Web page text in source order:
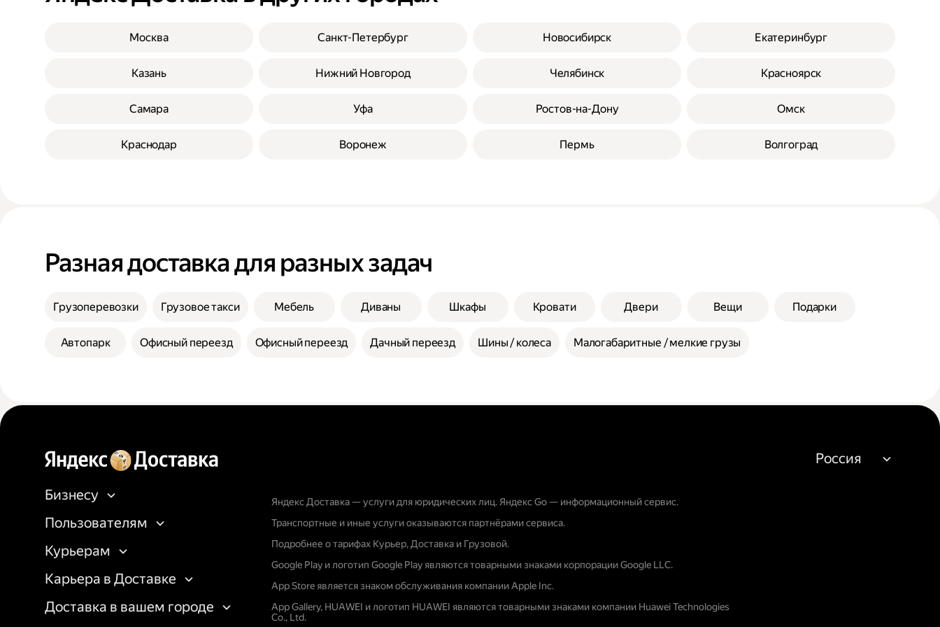
Москва Санкт-Петербург Новосибирск Екатеринбург
Казань Нижний Новгород Челябинск Красноярск
Самара Уфа Ростов-на-Дону Омск
Краснодар Воронеж Пермь Волгоград
Разная доставка для разных задач
Грузоперевозки Грузовое такси Мебель Диваны Шкафы Кровати Двери Вещи Подарки
Автопарк Офисный переезд Офисный переезд Дачный переезд Шины / колеса Малогабаритные / мелкие грузы
Бизнесу
Пользователям
Курьерам
Карьера в Доставке
Доставка в вашем городе
Яндекс Доставка — услуги для юридических лиц. Яндекс Go — информационный сервис.
Транспортные и иные услуги оказываются партнёрами сервиса.
Подробнее о тарифах Курьер, Доставка и Грузовой.
Google Play и логотип Google Play являются товарными знаками корпорации Google LLC.
App Store является знаком обслуживания компании Apple Inc.
App Gallery, HUAWEI и логотип HUAWEI являются товарными знаками компании Huawei Technologies
Co., Ltd.
Россия